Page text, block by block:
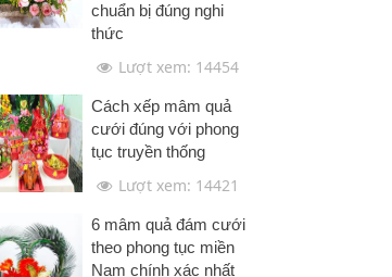
chuẩn bị đúng nghi
thức
Lượt xem: 14454
Cách xếp mâm quả
cưới đúng với phong
tục truyền thống
Lượt xem: 14421
6 mâm quả đám cưới
theo phong tục miền
Nam chính xác nhất